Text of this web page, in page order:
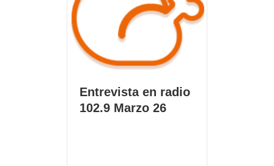
Entrevista en radio
102.9 Marzo 26